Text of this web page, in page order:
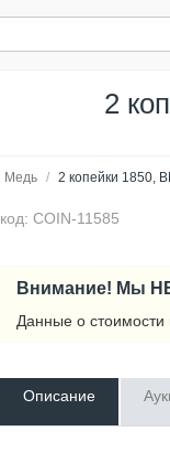
2
Медь / 2 копейки 1850,
код: COIN-11585
Внимание! Мы НЕ
Данные о
Описание